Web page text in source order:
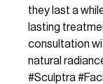
they last a
lasting
consultation
natural
#Sculptra